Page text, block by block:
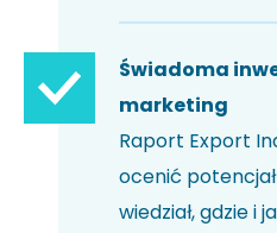
Świadoma
marketing
Raport Export
ocenić
wiedział, gdzie i